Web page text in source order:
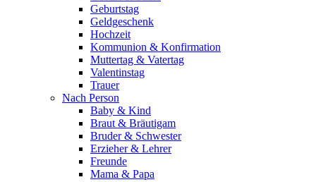
Geburtstag
Geldgeschenk
Hochzeit
Kommunion & Konfirmation
Muttertag & Vatertag
Valentinstag
Trauer
Nach Person
Baby & Kind
Braut & Bräutigam
Bruder & Schwester
Erzieher & Lehrer
Freunde
Mama & Papa